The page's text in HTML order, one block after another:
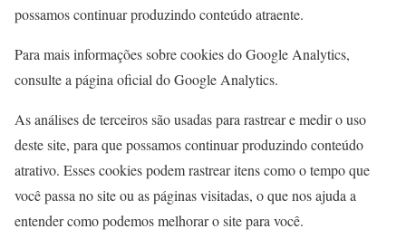
possamos continuar produzindo conteúdo atraente.
Para mais informações sobre cookies do Google Analytics,
consulte a página oficial do Google Analytics.
As análises de terceiros são usadas para rastrear e medir o uso
deste site, para que possamos continuar produzindo conteúdo
atrativo. Esses cookies podem rastrear itens como o tempo que
você passa no site ou as páginas visitadas, o que nos ajuda a
entender como podemos melhorar o site para você.